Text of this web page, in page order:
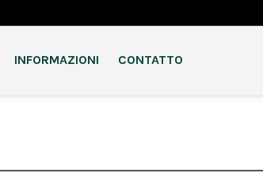
INFORMAZIONI CONTATTO